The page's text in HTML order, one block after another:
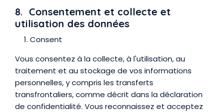
8. Consentement et collecte et
utilisation des données
Consent
Vous consentez à la collecte, à l'utilisation, au
traitement et au stockage de vos informations
personnelles, y compris les transferts
transfrontaliers, comme décrit dans la déclaration
de confidentialité. Vous reconnaissez et acceptez